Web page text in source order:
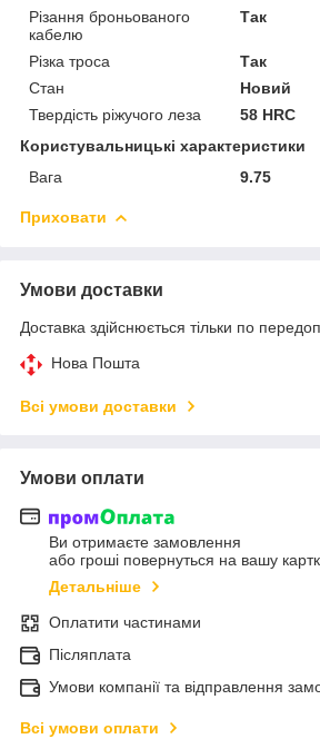
Різання броньованого
кабелю
Так
Різка троса
Так
Стан
Новий
Твердість ріжучого леза
58 HRC
Користувальницькі характеристики
Вага
9.75
Приховати
Умови доставки
Доставка здійснюється тільки по
Нова Пошта
Всі умови доставки
Умови оплати
Ви отримаєте замовлення
або гроші повернуться на вашу
Детальніше
Оплатити частинами
Післяплата
Умови компанії та відправлення
Всі умови оплати